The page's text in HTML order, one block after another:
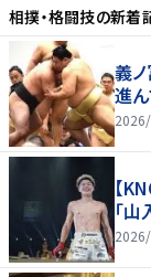
相撲・格闘技の新着
義
進
【
「